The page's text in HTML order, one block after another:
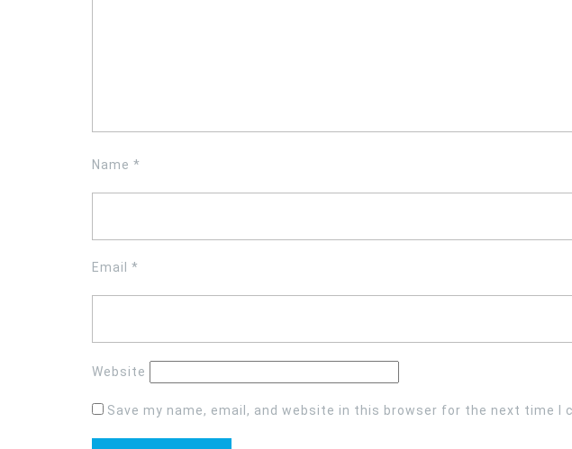
Name *
Email *
Website
Save my name, email, and website in this browser for the next time I